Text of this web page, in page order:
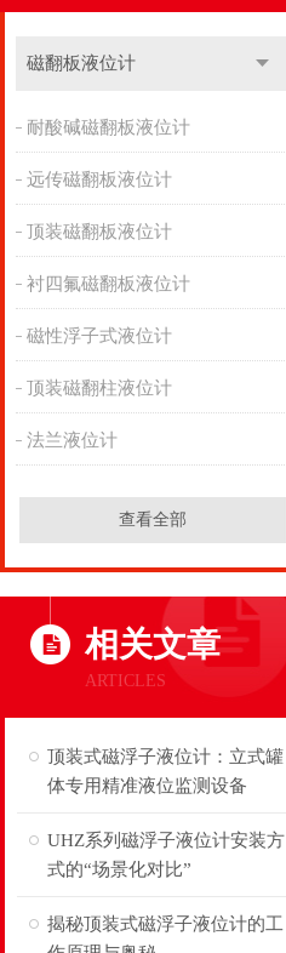
磁翻板液位计
耐酸碱磁翻板液位计
远传磁翻板液位计
顶装磁翻板液位计
衬四氟磁翻板液位计
磁性浮子式液位计
顶装磁翻柱液位计
法兰液位计
查看全部
相关文章
ARTICLES
顶装式磁浮子液位计：立式罐
体专用精准液位监测设备
UHZ系列磁浮子液位计安装方
式的“场景化对比”
揭秘顶装式磁浮子液位计的工